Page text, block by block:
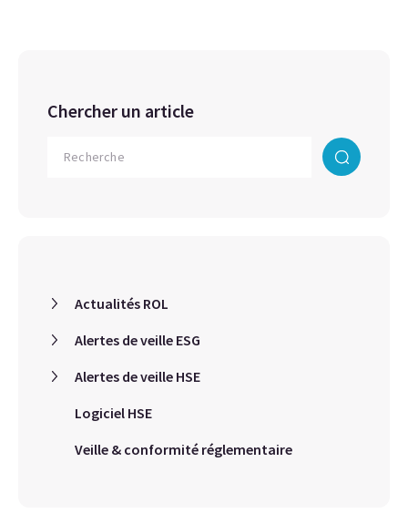
Chercher un article
Actualités ROL
Alertes de veille ESG
Alertes de veille HSE
Logiciel HSE
Veille & conformité réglementaire